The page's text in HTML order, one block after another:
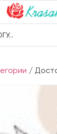
/